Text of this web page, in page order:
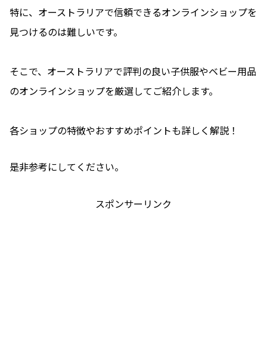
特に、オーストラリアで信頼できるオンラインショップを
見つけるのは難しいです。
そこで、オーストラリアで評判の良い子供服やベビー用品
のオンラインショップを厳選してご紹介します。
各ショップの特徴やおすすめポイントも詳しく解説！
是非参考にしてください。
スポンサーリンク